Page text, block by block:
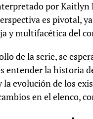
por Kaitlyn
es pivotal,
y multifacética del
de la serie, se
entender la historia
la evolución de los
en el elenco,